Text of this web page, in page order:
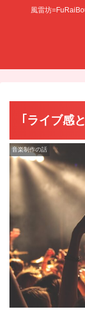
風雷坊
｢ライブ感
音楽制作の話